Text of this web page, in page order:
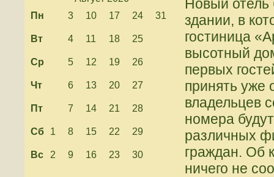
Пн
3 10 17 24 31
Вт 4 11 18 25
Ср 5 12 19 26
Чт 6 13 20 27
Пт 7 14 21 28
Сб 1 8 15 22 29
Вс 2 9 16 23 30
Новый отель
здании, в
гостиница
высотный
первых
принять уже
владельцев
номера
различных
граждан. Об
ничего не